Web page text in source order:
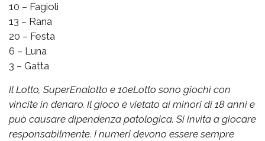
10 – Fagioli
13 – Rana
20 – Festa
6 – Luna
3 – Gatta
Il Lotto, SuperEnalotto e 10eLotto sono giochi con
vincite in denaro. Il gioco è vietato ai minori di 18 anni e
può causare dipendenza patologica. Si invita a giocare
responsabilmente. I numeri devono essere sempre